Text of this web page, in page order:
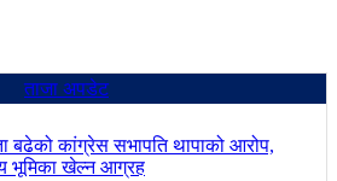
ताजा अपडेट
बढेको कांग्रेस सभापति थापाको आरोप,
भूमिका खेल्न आग्रह